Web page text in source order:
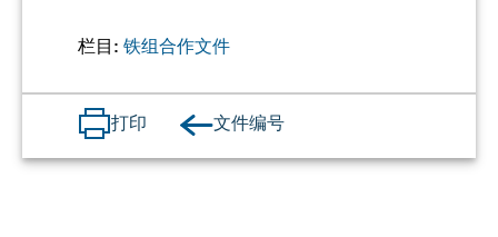
栏目: 铁组合作文件
打印 文件编号